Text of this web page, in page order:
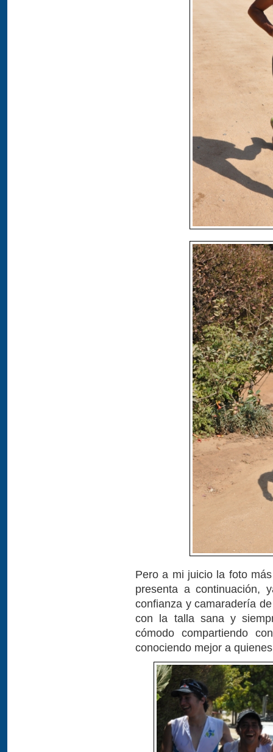
Pero a mi juicio la foto
presenta a continuación,
confianza y camaradería
con la talla sana y
cómodo compartiendo
conociendo mejor a